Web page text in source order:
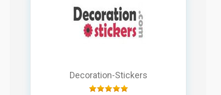
Decoration-Stickers